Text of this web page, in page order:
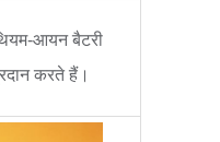
आयन बैटरी
करते हैं।